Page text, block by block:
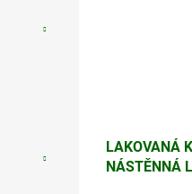
LAKOVANÁ
NÁSTĚNNÁ